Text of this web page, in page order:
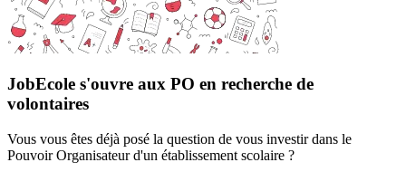
JobEcole s'ouvre aux PO en recherche de
volontaires
Vous vous êtes déjà posé la question de vous investir dans le
Pouvoir Organisateur d'un établissement scolaire ?